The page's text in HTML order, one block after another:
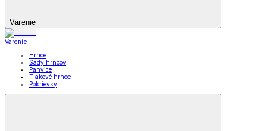
Varenie
Varenie
Hrnce
Sady hrncov
Panvice
Tlakové hrnce
Pokrievky